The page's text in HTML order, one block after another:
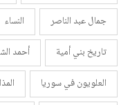
جمال عبد الناصر النساء
تاريخ بني أمية
أحمد
العلويون في سوريا